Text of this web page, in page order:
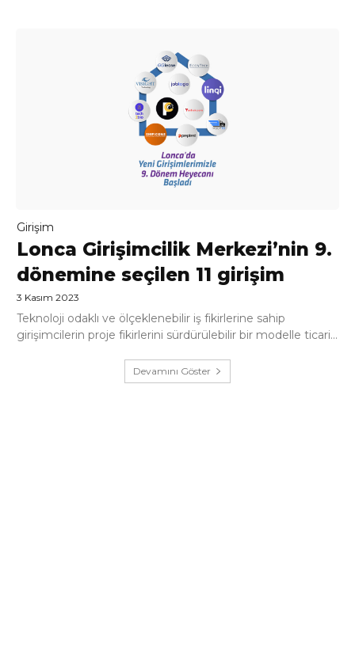
Girişim
Lonca Girişimcilik Merkezi’nin 9.
dönemine seçilen 11 girişim
3 Kasım 2023
Teknoloji odaklı ve ölçeklenebilir iş fikirlerine sahip
girişimcilerin proje fikirlerini sürdürülebilir bir modelle ticari...
Devamını Göster